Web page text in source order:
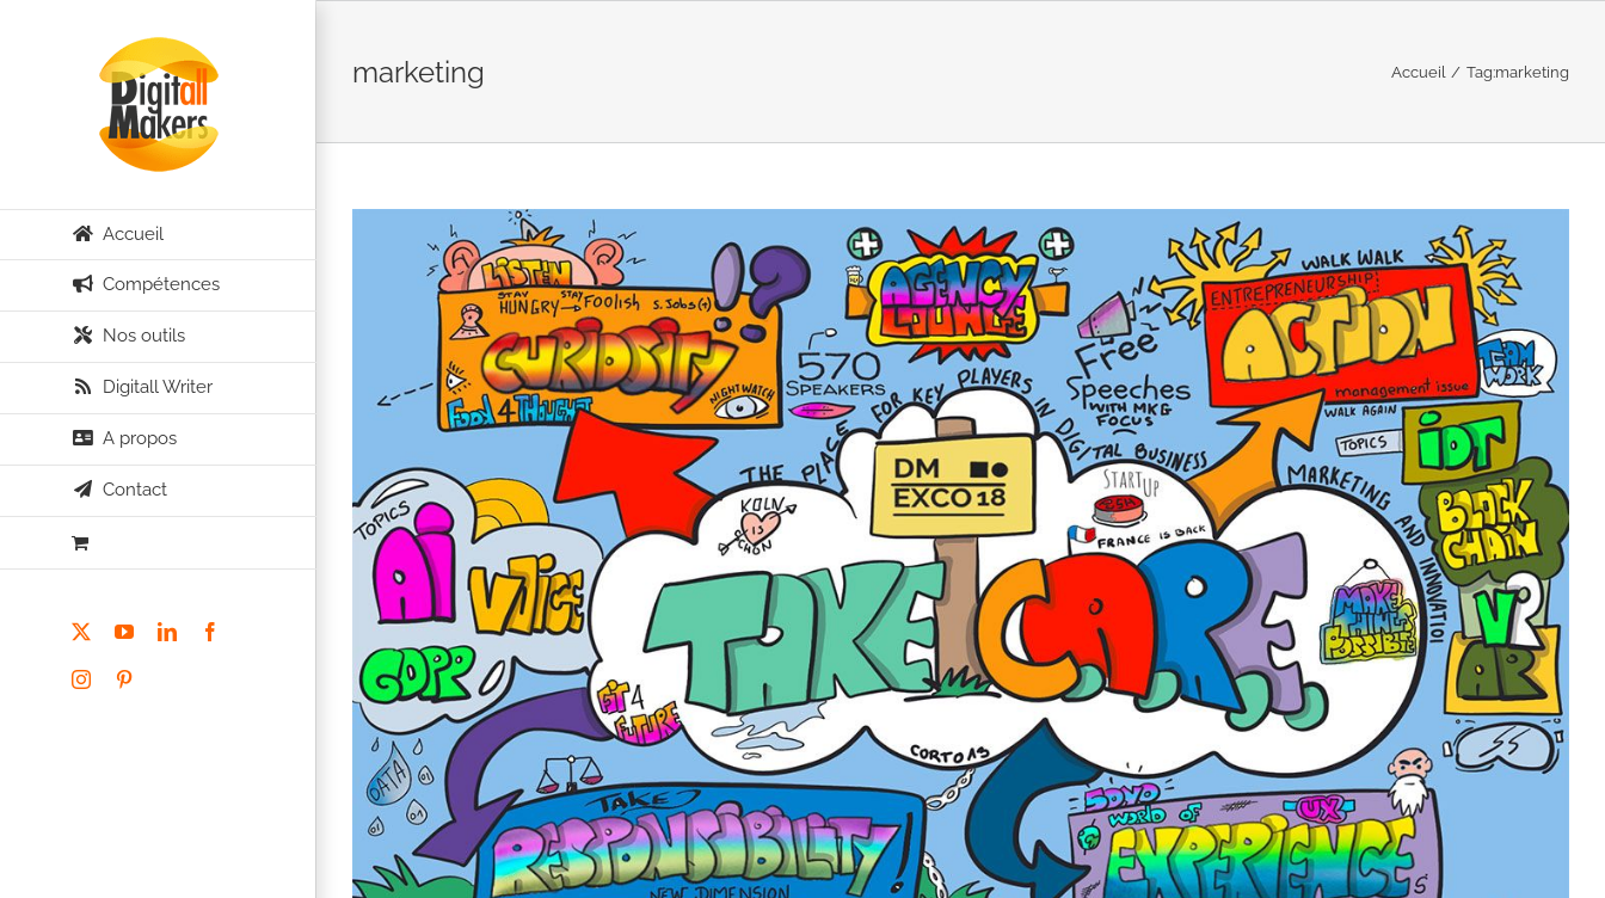
Accueil
Compétences
Nos outils
Digitall Writer
A propos
Contact
YouTubeLinkedIn
Instagram
marketing Accueil Tag:marketing